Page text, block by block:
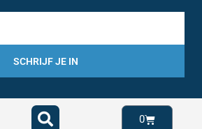
SCHRIJF JE IN
0